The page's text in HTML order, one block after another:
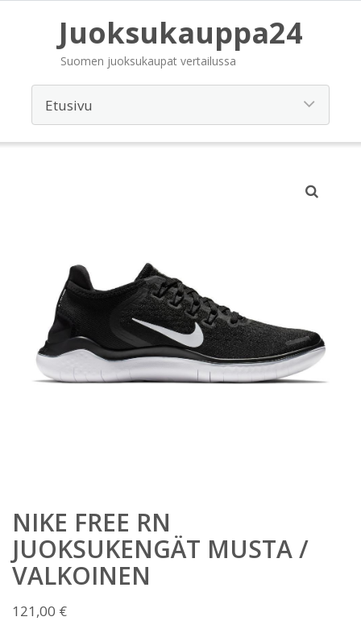
Juoksukauppa24
Suomen juoksukaupat vertailussa
NIKE FREE RN
JUOKSUKENGÄT MUSTA /
VALKOINEN
121,00 €